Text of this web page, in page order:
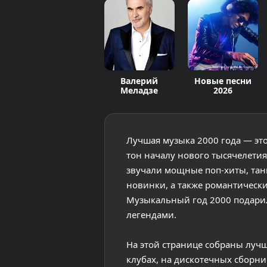
Валерий
Меладзе
Новые песни
2026
Лучшая музыка 2000 года —
тон началу нового
звучали мощные поп-хиты,
новинки, а также
Музыкальный год 2000
легендами.
На этой странице собраны
клубах, на дискотечных